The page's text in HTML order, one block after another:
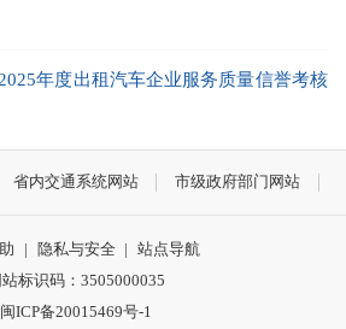
年度出租汽车企业服务质量信誉考核
省内交通系统网站 市级政府部门网站
| 隐私与安全 | 站点导航
站标识码：3505000035
闽ICP备20015469号-1